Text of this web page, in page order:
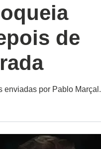
de
enviadas por Pablo Marçal.